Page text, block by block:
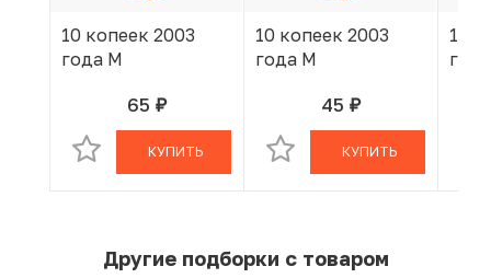
10 копеек 2003
года М
65 руб.
В КОРЗИНЕ
КУПИТЬ
10 копеек 2003
года М
45 руб.
В КОРЗИНЕ
КУПИТЬ
10
Другие подборки с товаром